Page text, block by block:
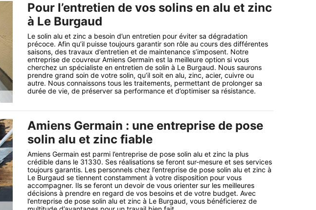
Pour l’entretien de vos solins en alu et zinc
à Le Burgaud
Le solin alu et zinc a besoin d’un entretien pour éviter sa dégradation
précoce. Afin qu’il puisse toujours garantir son rôle au cours des différentes
saisons, des travaux d’entretien et de maintenance s’imposent. Notre
entreprise de couvreur Amiens Germain est la meilleure option si vous
cherchez un spécialiste en entretien de solin à Le Burgaud. Nous saurons
prendre grand soin de votre solin, qu’il soit en alu, zinc, acier, cuivre ou
autre. Nous connaissons tous les traitements, permettant de prolonger sa
durée de vie, de préserver sa performance et d’optimiser sa résistance.
Amiens Germain : une entreprise de pose
solin alu et zinc fiable
Amiens Germain est parmi l’entreprise de pose solin alu et zinc la plus
crédible dans le 31330. Ses réalisations se feront sur-mesure et ses services
toujours garantis. Les personnels chez l’entreprise de pose solin alu et zinc à
Le Burgaud se tiennent constamment à votre disposition pour vous
accompagner. Ils se feront un devoir de vous orienter sur les meilleures
décisions à prendre en regard de vos besoins et de votre budget. Avec
l’entreprise de pose solin alu et zinc à Le Burgaud, vous bénéficierez de